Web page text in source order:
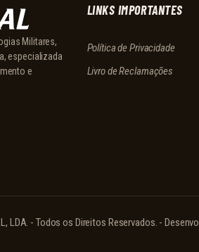
Militares,
especializada
e
LINKS IMPORTANTES
Política de Privacidade
Livro de Reclamações
LDA. - Todos os Direitos Reservados. -